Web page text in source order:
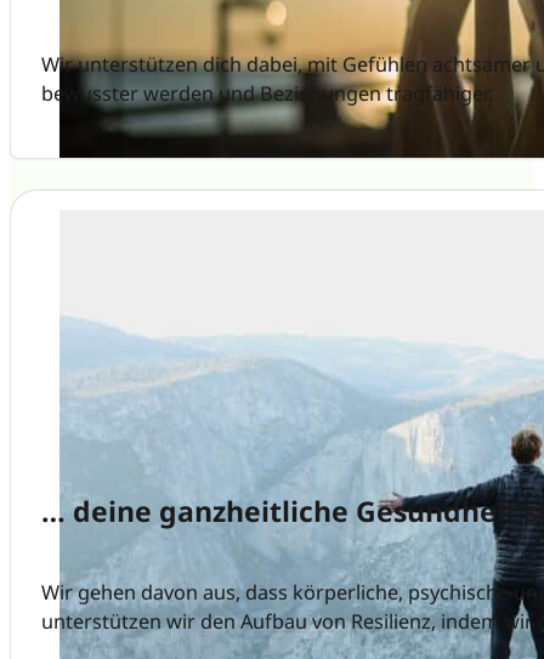
Wir unterstützen dich dabei, mit Gefühlen achtsamer
bewusster werden und Beziehungen tragfähiger.
… deine ganzheitliche Gesundheit
Wir gehen davon aus, dass körperliche, psychische
unterstützen wir den Aufbau von Resilienz, indem wir